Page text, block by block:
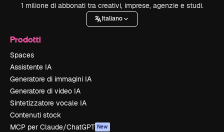
1 milione di abbonati tra creativi, imprese, agenzie e studi.
Italiano
Prodotti
Spaces
Assistente IA
Generatore di immagini IA
Generatore di video IA
Sintetizzatore vocale IA
Contenuti stock
MCP per Claude/ChatGPT New